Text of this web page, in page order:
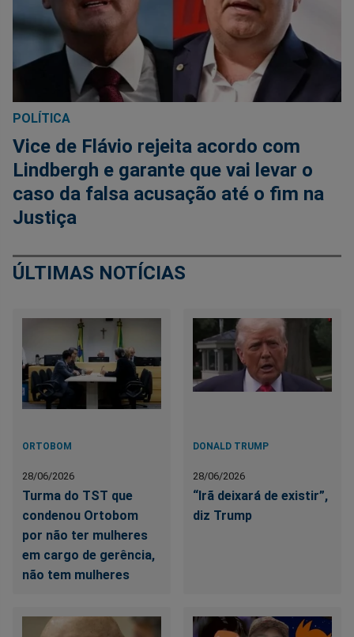
POLÍTICA
Vice de Flávio rejeita acordo com
Lindbergh e garante que vai levar o
caso da falsa acusação até o fim na
Justiça
ÚLTIMAS NOTÍCIAS
ORTOBOM
28/06/2026
Turma do TST que
condenou Ortobom
por não ter mulheres
em cargo de gerência,
não tem mulheres
DONALD TRUMP
28/06/2026
“Irã deixará de existir”,
diz Trump